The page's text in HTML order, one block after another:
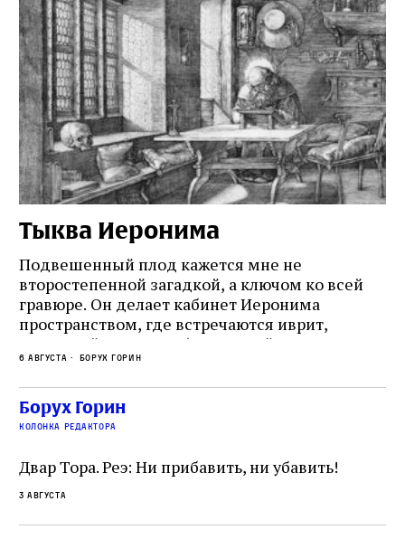
Тыква Иеронима
Подвешенный плод кажется мне не
второстепенной загадкой, а ключом ко всей
гравюре. Он делает кабинет Иеронима
пространством, где встречаются иврит,
греческий и латынь; буквальный смысл и
церковная традиция; филологическая
точность и понятность; переводчик,
убеждённый в необходимости исправления, и
читатель, воспринимающий исправление как
не просто покровитель переводчиков,
окружённый книгами. Перед нами человек,
одно решение которого вызвало возмущение
целой общины и стало частью многовекового
6 августа Борух Горин
Борух Горин
колонка редактора
Двар Тора. Реэ: Ни прибавить, ни убавить!
3 августа